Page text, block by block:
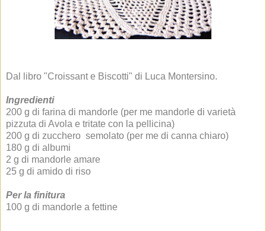
Dal libro "Croissant e Biscotti" di Luca Montersino.
Ingredienti
200 g di farina di mandorle (per me mandorle di varietà
pizzuta di Avola e tritate con la pellicina)
200 g di zucchero semolato (per me di canna chiaro)
180 g di albumi
2 g di mandorle amare
25 g di amido di riso
Per la finitura
100 g di mandorle a fettine